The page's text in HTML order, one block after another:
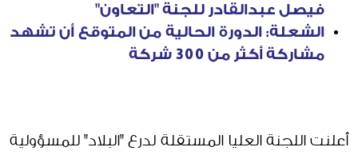
فيصل عبدالقادر للجنة "التعاون"
الشعلة: الدورة الحالية من المتوقع أن تشهد
مشاركة أكثر من 300 شركة
أعلنت اللجنة العليا المستقلة لدرع "البلاد" للمسؤولية